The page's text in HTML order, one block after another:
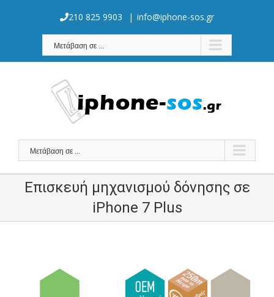
210 825 9903 | info@iphone-sos.gr
Μετάβαση σε ...
Μετάβαση σε ...
Επισκευή μηχανισμού δόνησης σε
iPhone 7 Plus